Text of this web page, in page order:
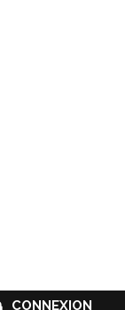
CONNEXION